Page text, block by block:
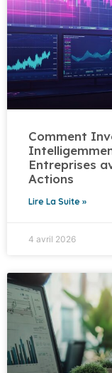
Comment
Entreprises
Actions
Lire La Suite »
4 avril 2026